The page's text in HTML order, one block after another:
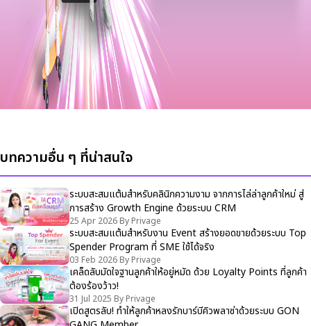
บทความอื่น ๆ ที่น่าสนใจ
ระบบสะสมแต้มสำหรับคลินิกความงาม จากการไล่ล่าลูกค้าใหม่ สู่
การสร้าง Growth Engine ด้วยระบบ CRM
25 Apr 2026 By Privage
ระบบสะสมแต้มสำหรับงาน Event สร้างยอดขายด้วยระบบ Top
Spender Program ที่ SME ใช้ได้จริง
03 Feb 2026 By Privage
เคล็ดลับมัดใจฐานลูกค้าให้อยู่หมัด ด้วย Loyalty Points ที่ลูกค้า
ต้องร้องว้าว!
31 Jul 2025 By Privage
เปิดสูตรลับ! ทำให้ลูกค้าหลงรักบาร์บีคิวพลาซ่าด้วยระบบ GON